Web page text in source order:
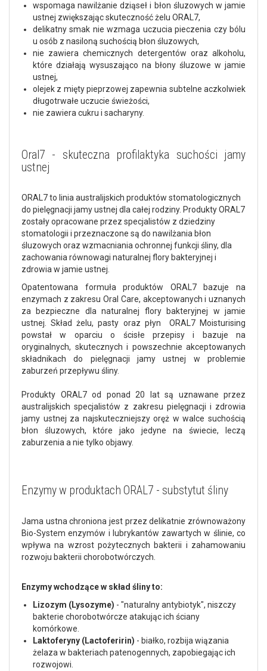
wspomaga nawilżanie dziąseł i błon śluzowych w jamie
ustnej zwiększając skuteczność żelu ORAL7,
delikatny smak nie wzmaga uczucia pieczenia czy bólu
u osób z nasiloną suchością błon śluzowych,
nie zawiera chemicznych detergentów oraz alkoholu,
które działają wysuszająco na błony śluzowe w jamie
ustnej,
olejek z mięty pieprzowej zapewnia subtelne aczkolwiek
długotrwałe uczucie świeżości,
nie zawiera cukru i sacharyny.
Oral7 - skuteczna profilaktyka suchości jamy
ustnej
ORAL7 to linia australijskich produktów stomatologicznych
do pielęgnacji jamy ustnej dla całej rodziny. Produkty ORAL7
zostały opracowane przez specjalistów z dziedziny
stomatologii i przeznaczone są do nawilżania błon
śluzowych oraz wzmacniania ochronnej funkcji śliny, dla
zachowania równowagi naturalnej flory bakteryjnej i
zdrowia w jamie ustnej.
Opatentowana formuła produktów ORAL7 bazuje na
enzymach z zakresu Oral Care, akceptowanych i uznanych
za bezpieczne dla naturalnej flory bakteryjnej w jamie
ustnej. Skład żelu, pasty oraz płyn ORAL7 Moisturising
powstał w oparciu o ścisłe przepisy i bazuje na
oryginalnych, skutecznych i powszechnie akceptowanych
składnikach do pielęgnacji jamy ustnej w problemie
zaburzeń przepływu śliny.
Produkty ORAL7 od ponad 20 lat są uznawane przez
australijskich specjalistów z zakresu pielęgnacji i zdrowia
jamy ustnej za najskuteczniejszy oręż w walce suchością
błon śluzowych, które jako jedyne na świecie, leczą
zaburzenia a nie tylko objawy.
Enzymy w produktach ORAL7 - substytut śliny
Jama ustna chroniona jest przez delikatnie zrównoważony
Bio-System enzymów i lubrykantów zawartych w ślinie, co
wpływa na wzrost pożytecznych bakterii i zahamowaniu
rozwoju bakterii chorobotwórczych.
Enzymy wchodzące w skład śliny to:
Lizozym (Lysozyme) - "naturalny antybiotyk", niszczy
bakterie chorobotwórcze atakując ich ściany
komórkowe.
Laktoferyny (Lactoferirin) - białko, rozbija wiązania
żelaza w bakteriach patenogennych, zapobiegając ich
rozwojowi.